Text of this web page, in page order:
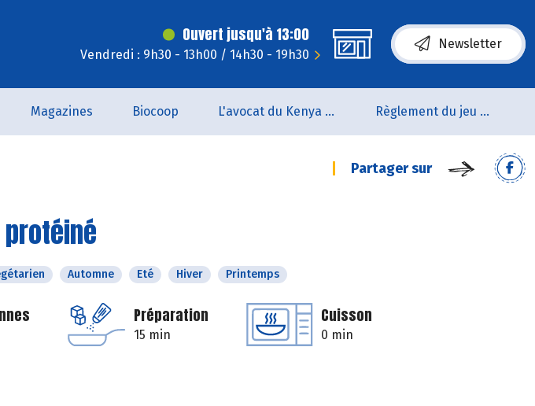
Ouvert jusqu'à 13:00
Vendredi : 9h30 - 13h00 / 14h30 - 19h30
Newsletter
Magazines Biocoop L'avocat du Kenya arrive en rayon !! Règlement du jeu concours Anniversaire BIOCOOP de L’estuaire
Partager sur
Automne Eté Hiver Printemps
Préparation
15 min
Cuisson
0 min